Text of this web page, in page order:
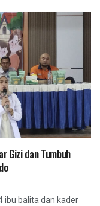
Gizi dan Tumbuh
ibu balita dan kader